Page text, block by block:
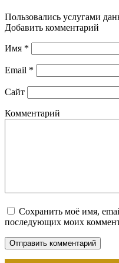
Пользовались услугами
Добавить комментарий
Имя *
Email *
Сайт
Комментарий
Сохранить моё имя,
последующих моих